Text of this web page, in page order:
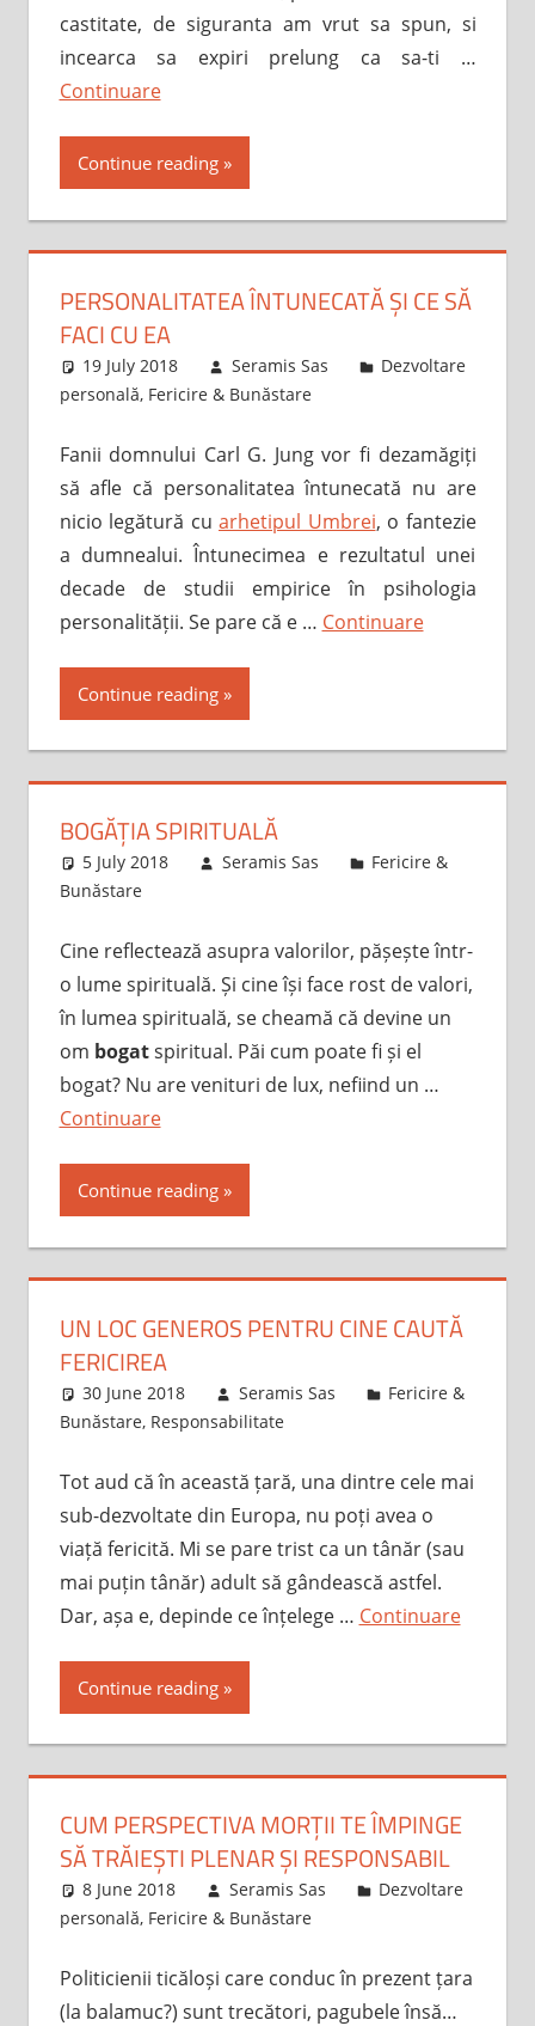
castitate, de siguranta am vrut sa spun, si
incearca sa expiri prelung ca sa-ti …
Continuare
Continue reading
PERSONALITATEA ÎNTUNECATĂ ȘI CE SĂ
FACI CU EA
19 July 2018 Seramis Sas
Dezvoltare
personală, Fericire & Bunăstare
Fanii domnului Carl G. Jung vor fi dezamăgiți
să afle că personalitatea întunecată nu are
nicio legătură cu arhetipul Umbrei, o fantezie
a dumnealui. Întunecimea e rezultatul unei
decade de studii empirice în psihologia
personalității. Se pare că e … Continuare
Continue reading
BOGĂȚIA SPIRITUALĂ
5 July 2018 Seramis Sas
Fericire &
Bunăstare
Cine reflectează asupra valorilor, pășește într-
o lume spirituală. Și cine își face rost de valori,
în lumea spirituală, se cheamă că devine un
om bogatspiritual. Păi cum poate fi și el
bogat? Nu are venituri de lux, nefiind un …
Continuare
Continue reading
UN LOC GENEROS PENTRU CINE CAUTĂ
FERICIREA
30 June 2018 Seramis Sas
Fericire &
Bunăstare, Responsabilitate
Tot aud că în această țară, una dintre cele mai
sub-dezvoltate din Europa, nu poți avea o
viață fericită. Mi se pare trist ca un tânăr (sau
mai puțin tânăr) adult să gândească astfel.
Dar, așa e, depinde ce înțelege … Continuare
Continue reading
CUM PERSPECTIVA MORȚII TE ÎMPINGE
SĂ TRĂIEȘTI PLENAR ȘI RESPONSABIL
8 June 2018 Seramis Sas
Dezvoltare
personală, Fericire & Bunăstare
Politicienii ticăloși care conduc în prezent țara
(la balamuc?) sunt trecători, pagubele însă…